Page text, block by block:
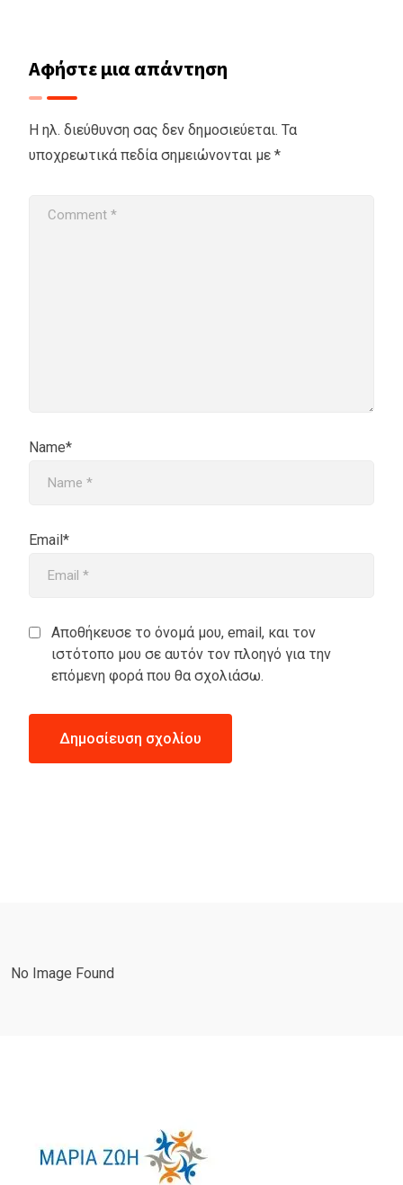
Αφήστε μια απάντηση
Η ηλ. διεύθυνση σας δεν δημοσιεύεται. Τα
υποχρεωτικά πεδία σημειώνονται με *
Name*
Email*
Αποθήκευσε το όνομά μου, email, και τον
ιστότοπο μου σε αυτόν τον πλοηγό για την
επόμενη φορά που θα σχολιάσω.
No Image Found